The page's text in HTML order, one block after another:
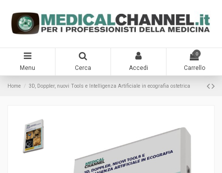
Menu Cerca Accedi
0
Carrello
Home 3D, Doppler, nuovi Tools e Intelligenza Artificiale in ecografia ostetrica